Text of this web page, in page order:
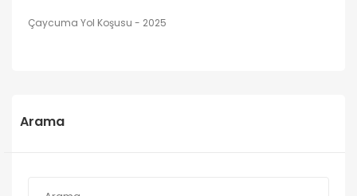
Çaycuma Yol Koşusu - 2025
Arama